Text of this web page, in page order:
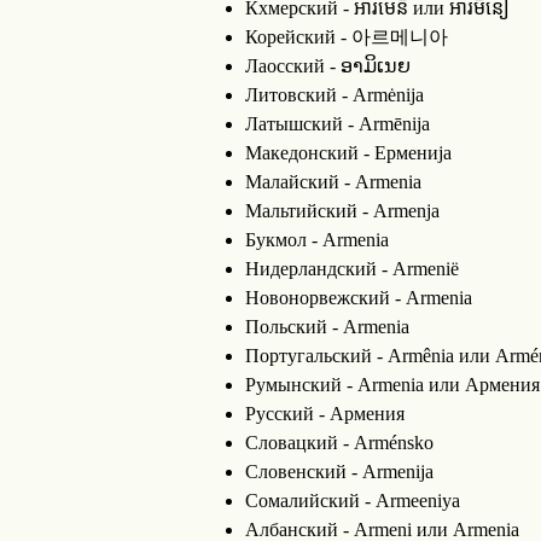
Кхмерский - អារមេនី или អារមីនៀ
Корейский - 아르메니아
Лаосский - ອາມິເນຍ
Литовский - Armėnija
Латышский - Armēnija
Македонский - Ерменија
Малайский - Armenia
Мальтийский - Armenja
Букмол - Armenia
Нидерландский - Armenië
Новонорвежский - Armenia
Польский - Armenia
Португальский - Armênia или
Румынский - Armenia или Армения
Русский - Армения
Словацкий - Arménsko
Словенский - Armenija
Сомалийский - Armeeniya
Албанский - Armeni или Armenia